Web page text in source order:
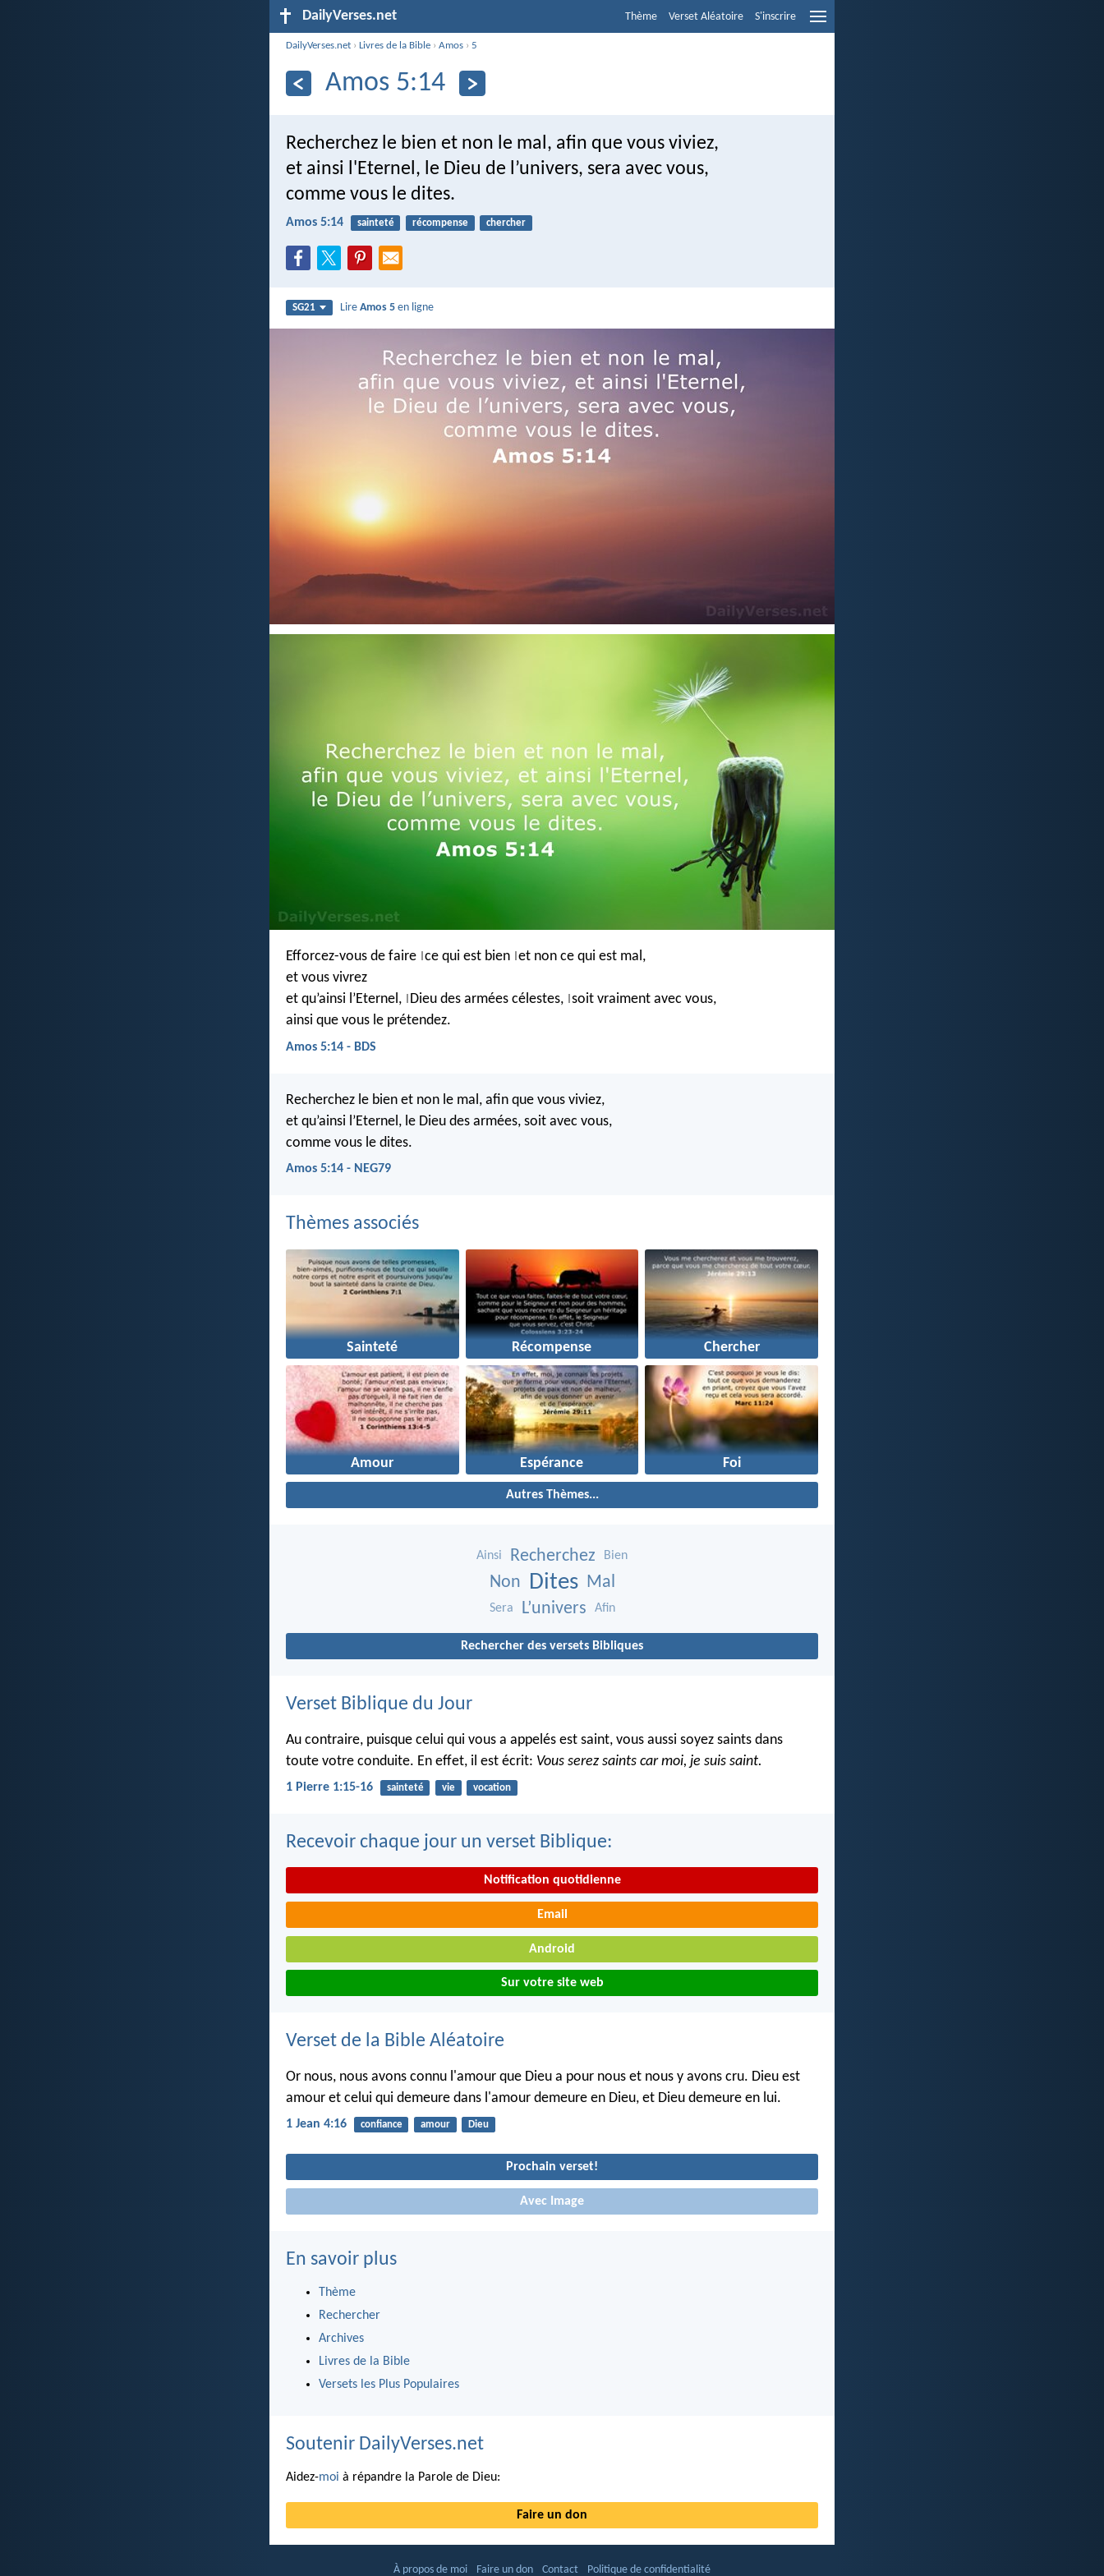
DailyVerses.net Thème Verset Aléatoire S'inscrire
DailyVerses.net ›Livres de la Bible ›Amos ›5
Amos 5:14
Recherchez le bien et non le mal, afin que vous viviez,
et ainsi l'Eternel, le Dieu de l’univers, sera avec vous,
comme vous le dites.
Amos 5:14 sainteté récompense chercher
SG21 LireAmos 5 en ligne
Efforcez-vous de faire ce qui est bien et non ce qui est mal,
et vous vivrez
et qu’ainsi l’Eternel, Dieu des armées célestes, soit vraiment avec vous,
ainsi que vous le prétendez.
Amos 5:14 - BDS
Recherchez le bien et non le mal, afin que vous viviez,
et qu’ainsi l’Eternel, le Dieu des armées, soit avec vous,
comme vous le dites.
Amos 5:14 - NEG79
Thèmes associés
Sainteté Récompense Chercher
Amour Espérance Foi
Autres Thèmes...
Ainsi Recherchez Bien
Non Dites Mal
Sera L’univers Afin
Rechercher des versets Bibliques
Verset Biblique du Jour
Au contraire, puisque celui qui vous a appelés est saint, vous aussi soyez saints dans
toute votre conduite. En effet, il est écrit: Vous serez saints car moi, je suis saint.
1 Pierre 1:15-16 sainteté vie vocation
Recevoir chaque jour un verset Biblique:
Notification quotidienne
Email
Android
Sur votre site web
Verset de la Bible Aléatoire
Or nous, nous avons connu l'amour que Dieu a pour nous et nous y avons cru. Dieu est
amour et celui qui demeure dans l'amour demeure en Dieu, et Dieu demeure en lui.
1 Jean 4:16 confiance amour Dieu
Prochain verset!
Avec Image
En savoir plus
Thème
Rechercher
Archives
Livres de la Bible
Versets les Plus Populaires
Soutenir DailyVerses.net
Aidez-moi à répandre la Parole de Dieu:
Faire un don
À propos de moi Faire un don Contact Politique de confidentialité